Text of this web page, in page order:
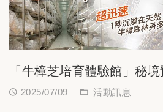
「牛樟芝培育體驗館」秘
2025/07/09 活動訊息